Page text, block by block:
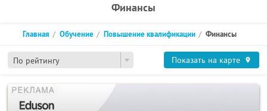
Финансы
По рейтингу
Главная Обучение Повышение квалификации Финансы
Показать на карте